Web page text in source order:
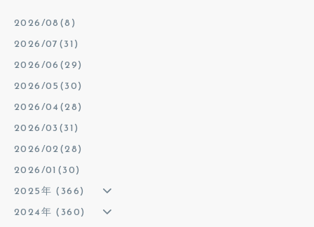
2026/08(8)
2026/07(31)
2026/06(29)
2026/05(30)
2026/04(28)
2026/03(31)
2026/02(28)
2026/01(30)
2025年 (366)
2024年 (360)